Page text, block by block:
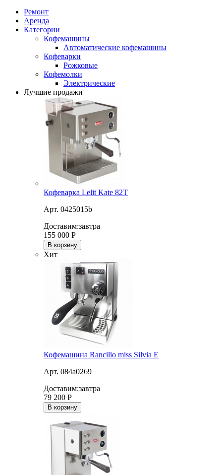
Ремонт
Аренда
Категории
Кофемашины
Автоматические кофемашины
Кофеварки
Рожковые
Кофемолки
Электрические
Лучшие продажи
Кофеварка Lelit Kate 82T
Арт. 0425015b
Доставим:завтра
155 000 Р
В корзину
Хит
Кофемашина Rancilio miss Silvia E
Арт. 084a0269
Доставим:завтра
79 200 Р
В корзину